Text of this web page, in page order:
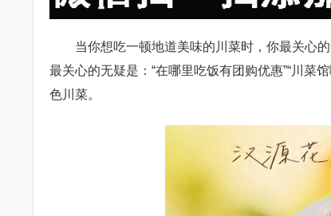
当你想吃一顿地道美味的川菜时，你最关心的
最关心的无疑是：“在哪里吃饭有团购优惠”“川菜
色川菜。